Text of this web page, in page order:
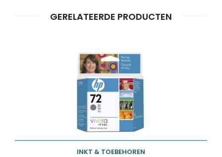
GERELATEERDE PRODUCTEN
INKT & TOEBEHOREN
Producten
zoeken